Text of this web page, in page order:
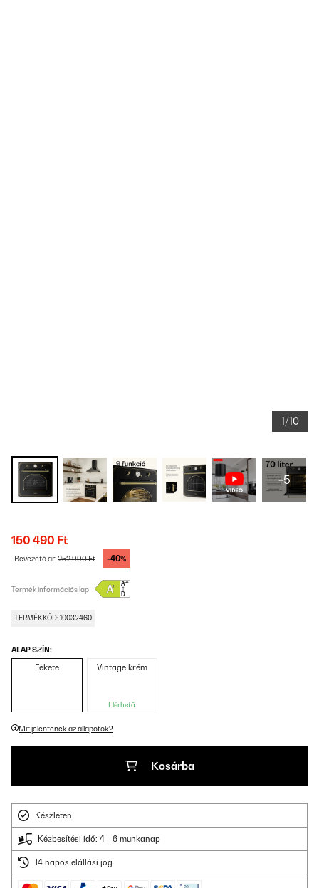
1/10
+5
150 490 Ft
Bevezető ár:252 990 Ft -40%
Termék információs lap
TERMÉKKÓD: 10032460
ALAP SZÍN:
Fekete Vintage krém
Elérhető
Mit jelentenek az állapotok?
Kosárba
Készleten
Kézbesítési idő: 4 - 6 munkanap
14 napos elállási jog